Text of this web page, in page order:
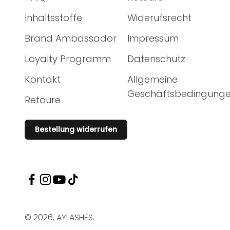
Inhaltsstoffe
Brand Ambassador
Loyalty Programm
Kontakt
Retoure
Bestellung widerrufen
Widerufsrecht
Impressum
Datenschutz
Allgemeine
© 2026, AYLASHES.